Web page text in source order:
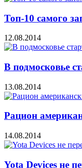
Топ-10 самого
12.08.2014
В подмосковье
13.08.2014
Рацион
14.08.2014
Yota Devices не